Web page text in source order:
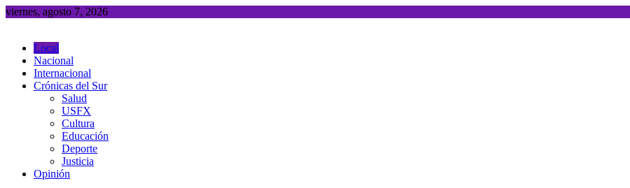
Saltar
viernes, agosto 7, 2026
Local
Nacional
Internacional
Crónicas del Sur
Salud
USFX
Cultura
Educación
Deporte
Justicia
Opinión